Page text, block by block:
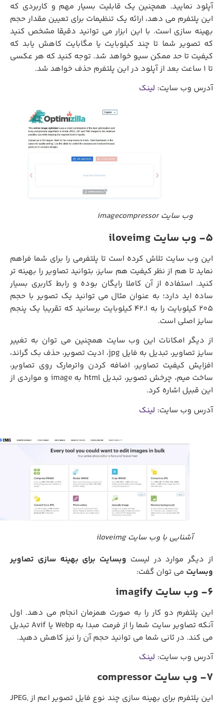
آپلود نمایید. همچنین یک قابلیت بسیار مهم و کاربردی که
این پلتفرم می دهد، ارائه یک تنظیمات برای تعیین مقدار حجم
بهینه سازی است. با این ابزار می توانید دقیقا مشخص کنید
که تصویر شما تا چند کیلوبایت یا مگابایت کاهش یابد که
کیفیت تا حد ممکن سیو خواهد شد. توجه کنید که هر عکسی
آدرس وب سایت:لینک
وب سایت imagecompressor
این وب سایت تلاش کرده است تا پلتفرمی را برای شما فراهم
نماید تا هم از نظر کیفیت هم سایز، بتوانید تصاویر را بهینه تر
کنید. استفاده از آن کاملا رایگان بوده و رابط کاربری بسیار
ساده اید دارد؛ به عنوان مثال می توانید یک تصویر با حجم
205 کیلوبایت را به 42.1 کیلوبایت برسانید که تقریبا یک پنجم
سایز اصلی است.
از دیگر امکانات این وب سایت همچنین می توان به تغییر
سایز تصاویر، تبدیل به فایل jpg، ادیت تصویر، حذف بک گراند،
افزایش کیفیت تصاویر، اضافه کردن واترمارک روی تصاویر،
ساخت میم، چرخش تصویر، تبدیل html به image و مواردی از
این قبیل اشاره کرد.
آدرس وب سایت:لینک
آشنایی با وب سایت iloveimg
از دیگر موارد در لیستوبسایت برای بهینه سازی تصاویر
وبسایتمی توان گفت:
این پلتفرم دو کار را به صورت همزمان انجام می دهد. اول
آنکه تصاویر سایت شما را از فرمت مبدا به Webp یا Avif تبدیل
می کند. در ثانی شما می توانید حجم آن را نیز کاهش دهید.
آدرس وب سایت:لینک
این پلتفرم برای بهینه سازی چند نوع فایل تصویر اعم از JPEG,